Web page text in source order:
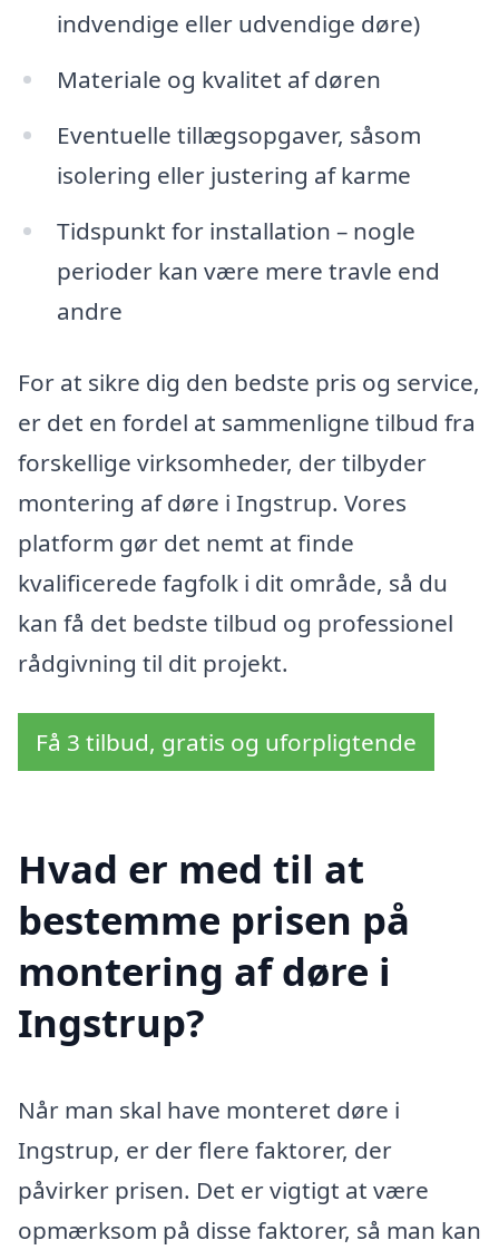
indvendige eller udvendige døre)
Materiale og kvalitet af døren
Eventuelle tillægsopgaver, såsom
isolering eller justering af karme
Tidspunkt for installation – nogle
perioder kan være mere travle end
andre
For at sikre dig den bedste pris og service,
er det en fordel at sammenligne tilbud fra
forskellige virksomheder, der tilbyder
montering af døre i Ingstrup. Vores
platform gør det nemt at finde
kvalificerede fagfolk i dit område, så du
kan få det bedste tilbud og professionel
rådgivning til dit projekt.
Få 3 tilbud, gratis og uforpligtende
Hvad er med til at
bestemme prisen på
montering af døre i
Ingstrup?
Når man skal have monteret døre i
Ingstrup, er der flere faktorer, der
påvirker prisen. Det er vigtigt at være
opmærksom på disse faktorer, så man kan